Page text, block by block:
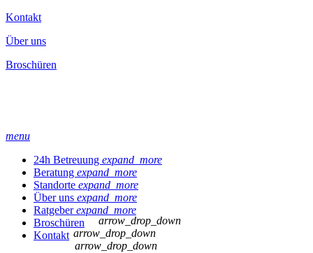
Kontakt
Über uns
Broschüren
menu
24h Betreuung expand_more
Beratung expand_more
Standorte expand_more
Über uns expand_more
Ratgeberexpand_more
Broschüren
Kontakt
arrow_drop_down
arrow_drop_down
arrow_drop_down